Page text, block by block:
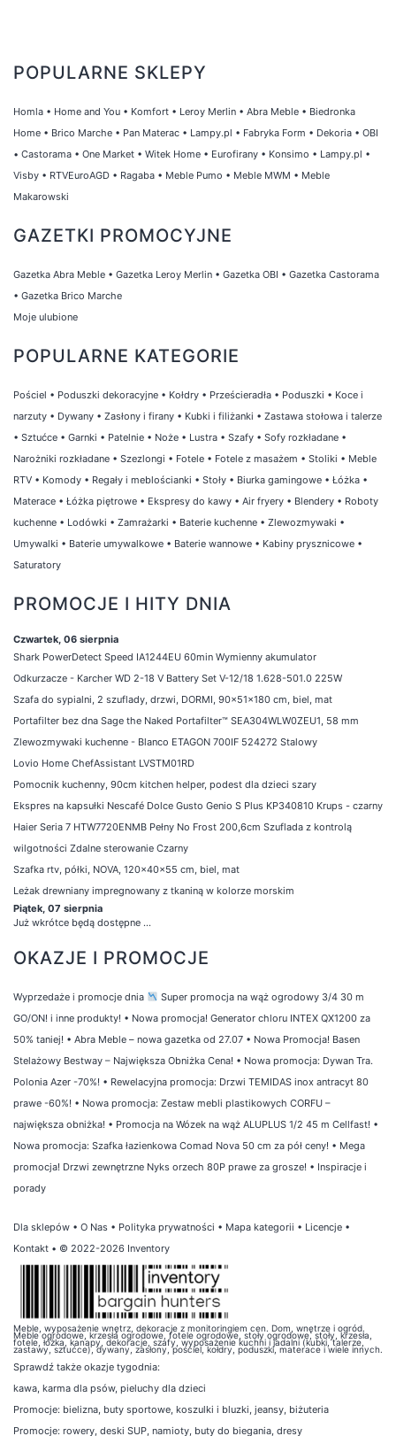
POPULARNE SKLEPY
Homla • Home and You • Komfort • Leroy Merlin • Abra Meble • Biedronka
Home • Brico Marche • Pan Materac • Lampy.pl • Fabryka Form • Dekoria • OBI
• Castorama • One Market • Witek Home • Eurofirany • Konsimo • Lampy.pl •
Visby • RTVEuroAGD • Ragaba • Meble Pumo • Meble MWM • Meble
Makarowski
GAZETKI PROMOCYJNE
Gazetka Abra Meble • Gazetka Leroy Merlin • Gazetka OBI • Gazetka Castorama
• Gazetka Brico Marche
Moje ulubione
POPULARNE KATEGORIE
Pościel • Poduszki dekoracyjne • Kołdry • Prześcieradła • Poduszki • Koce i
narzuty • Dywany • Zasłony i firany • Kubki i filiżanki • Zastawa stołowa i talerze
• Sztućce • Garnki • Patelnie • Noże • Lustra • Szafy • Sofy rozkładane •
Narożniki rozkładane • Szezlongi • Fotele • Fotele z masażem • Stoliki • Meble
RTV • Komody • Regały i meblościanki • Stoły • Biurka gamingowe • Łóżka •
Materace • Łóżka piętrowe • Ekspresy do kawy • Air fryery • Blendery • Roboty
kuchenne • Lodówki • Zamrażarki • Baterie kuchenne • Zlewozmywaki •
Umywalki • Baterie umywalkowe • Baterie wannowe • Kabiny prysznicowe •
Saturatory
PROMOCJE I HITY DNIA
Czwartek, 06 sierpnia
Shark PowerDetect Speed IA1244EU 60min Wymienny akumulator
Odkurzacze - Karcher WD 2-18 V Battery Set V-12/18 1.628-501.0 225W
Szafa do sypialni, 2 szuflady, drzwi, DORMI, 90x51x180 cm, biel, mat
Portafilter bez dna Sage the Naked Portafilter™ SEA304WLW0ZEU1, 58 mm
Zlewozmywaki kuchenne - Blanco ETAGON 700IF 524272 Stalowy
Lovio Home ChefAssistant LVSTM01RD
Pomocnik kuchenny, 90cm kitchen helper, podest dla dzieci szary
Ekspres na kapsułki Nescafé Dolce Gusto Genio S Plus KP340810 Krups - czarny
Haier Seria 7 HTW7720ENMB Pełny No Frost 200,6cm Szuflada z kontrolą
wilgotności Zdalne sterowanie Czarny
Szafka rtv, półki, NOVA, 120x40x55 cm, biel, mat
Leżak drewniany impregnowany z tkaniną w kolorze morskim
Piątek, 07 sierpnia
Już wkrótce będą dostępne ...
OKAZJE I PROMOCJE
Wyprzedaże i promocje dnia
Super promocja na wąż ogrodowy 3/4 30 m
GO/ON! i inne produkty! • Nowa promocja! Generator chloru INTEX QX1200 za
50% taniej! • Abra Meble – nowa gazetka od 27.07 • Nowa Promocja! Basen
Stelażowy Bestway – Największa Obniżka Cena! • Nowa promocja: Dywan Tra.
Polonia Azer -70%! • Rewelacyjna promocja: Drzwi TEMIDAS inox antracyt 80
prawe -60%! • Nowa promocja: Zestaw mebli plastikowych CORFU –
największa obniżka! • Promocja na Wózek na wąż ALUPLUS 1/2 45 m Cellfast! •
Nowa promocja: Szafka łazienkowa Comad Nova 50 cm za pół ceny! • Mega
promocja! Drzwi zewnętrzne Nyks orzech 80P prawe za grosze! • Inspiracje i
porady
Dla sklepów • O Nas • Polityka prywatności • Mapa kategorii • Licencje •
Kontakt • © 2022-2026 Inventory
Meble, wyposażenie wnętrz, dekoracje z monitoringiem cen. Dom, wnętrze i ogród.
Meble ogrodowe, krzesła ogrodowe, fotele ogrodowe, stoły ogrodowe, stoły, krzesła,
fotele, łóżka, kanapy, dekoracje, szafy, wyposażenie kuchni i jadalni (kubki, talerze,
zastawy, sztućce), dywany, zasłony, pościel, kołdry, poduszki, materace i wiele innych.
Sprawdź także okazje tygodnia:
kawa, karma dla psów, pieluchy dla dzieci
Promocje: bielizna, buty sportowe, koszulki i bluzki, jeansy, biżuteria
Promocje: rowery, deski SUP, namioty, buty do biegania, dresy